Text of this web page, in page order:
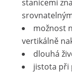
stanicemi
možnost
vertikálně
dlouhá
jistota při